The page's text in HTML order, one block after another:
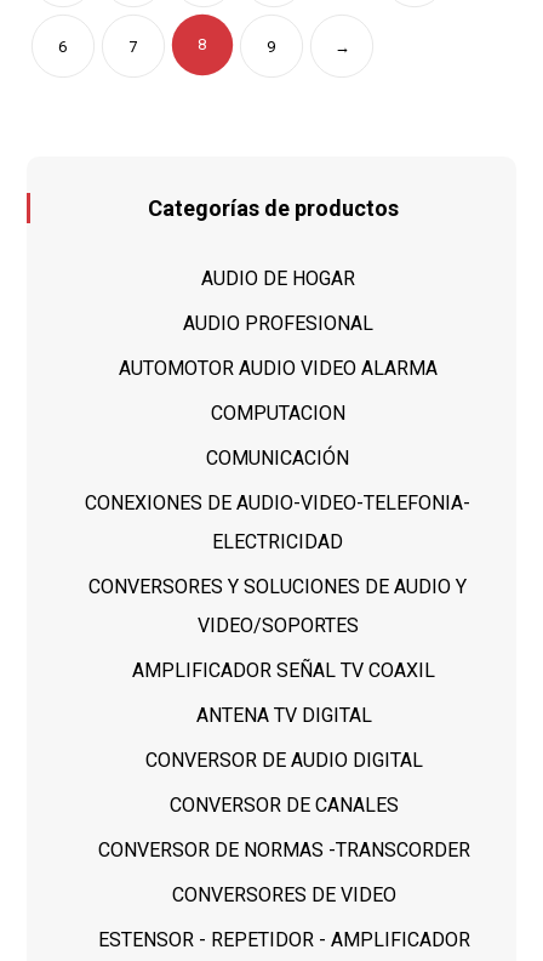
6 7 8 9 →
Categorías de productos
AUDIO DE HOGAR
AUDIO PROFESIONAL
AUTOMOTOR AUDIO VIDEO ALARMA
COMPUTACION
COMUNICACIÓN
CONEXIONES DE AUDIO-VIDEO-TELEFONIA-
ELECTRICIDAD
CONVERSORES Y SOLUCIONES DE AUDIO Y
VIDEO/SOPORTES
AMPLIFICADOR SEÑAL TV COAXIL
ANTENA TV DIGITAL
CONVERSOR DE AUDIO DIGITAL
CONVERSOR DE CANALES
CONVERSOR DE NORMAS -TRANSCORDER
CONVERSORES DE VIDEO
ESTENSOR - REPETIDOR - AMPLIFICADOR